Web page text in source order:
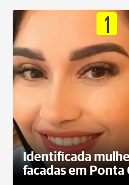
1
Identificada
facadas em Ponta